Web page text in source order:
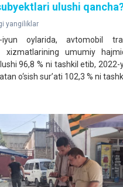
ulushi
yangiliklar
iyun oylarida, avtomobil
xizmatlarining umumiy
96,8 % ni tashkil etib, 2022-
o‘sish sur’ati 102,3 % ni